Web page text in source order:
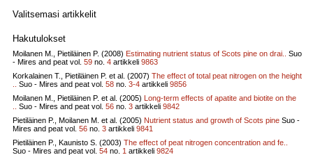
Valitsemasi artikkelit
Hakutulokset
Moilanen M., Pietiläinen P. (2008) Estimating nutrient status of Scots pine on drai..
Suo
- Mires and peat vol. 59 no. 4 artikkeli 9863
Korkalainen T., Pietiläinen P. et al. (2007) The effect of total peat nitrogen on the height
Suo - Mires and peat vol. 58 no. 3-4 artikkeli 9856
Moilanen M., Pietiläinen P. et al. (2005) Long-term effects of apatite and biotite on the
Suo - Mires and peat vol. 56 no. 3 artikkeli 9842
Pietiläinen P., Moilanen M. et al. (2005) Nutrient status and growth of Scots pine Suo -
Mires and peat vol. 56 no. 3 artikkeli 9841
Pietiläinen P., Kaunisto S. (2003) The effect of peat nitrogen concentration and fe..
Suo - Mires and peat vol. 54 no. 1 artikkeli 9824